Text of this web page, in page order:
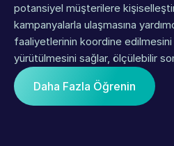
potansiyel müşterilere
kampanyalarla ulaşmasına
faaliyetlerinin koordine
yürütülmesini sağlar, ölçülebilir
Daha Fazla Öğrenin